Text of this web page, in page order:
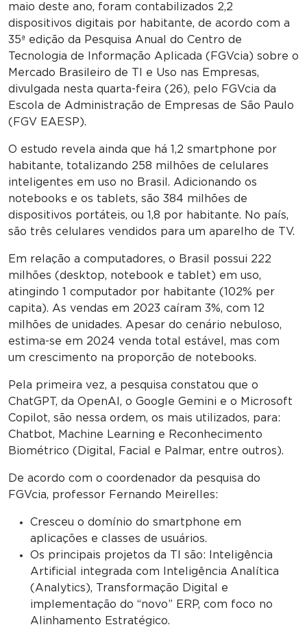
maio deste ano, foram contabilizados 2,2
dispositivos digitais por habitante, de acordo com a
35ª edição da Pesquisa Anual do Centro de
Tecnologia de Informação Aplicada (FGVcia) sobre o
Mercado Brasileiro de TI e Uso nas Empresas,
divulgada nesta quarta-feira (26), pelo FGVcia da
Escola de Administração de Empresas de São Paulo
(FGV EAESP).
O estudo revela ainda que há 1,2 smartphone por
habitante, totalizando 258 milhões de celulares
inteligentes em uso no Brasil. Adicionando os
notebooks e os tablets, são 384 milhões de
dispositivos portáteis, ou 1,8 por habitante. No país,
são três celulares vendidos para um aparelho de TV.
Em relação a computadores, o Brasil possui 222
milhões (desktop, notebook e tablet) em uso,
atingindo 1 computador por habitante (102% per
capita). As vendas em 2023 caíram 3%, com 12
milhões de unidades. Apesar do cenário nebuloso,
estima-se em 2024 venda total estável, mas com
um crescimento na proporção de notebooks.
Pela primeira vez, a pesquisa constatou que o
ChatGPT, da OpenAI, o Google Gemini e o Microsoft
Copilot, são nessa ordem, os mais utilizados, para:
Chatbot, Machine Learning e Reconhecimento
Biométrico (Digital, Facial e Palmar, entre outros).
De acordo com o coordenador da pesquisa do
FGVcia, professor Fernando Meirelles:
Cresceu o domínio do smartphone em
aplicações e classes de usuários.
Os principais projetos da TI são: Inteligência
Artificial integrada com Inteligência Analítica
(Analytics), Transformação Digital e
implementação do “novo” ERP, com foco no
Alinhamento Estratégico.